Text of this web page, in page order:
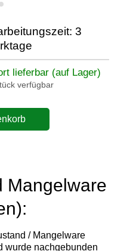
3
lieferbar (auf Lager)
verfügbar